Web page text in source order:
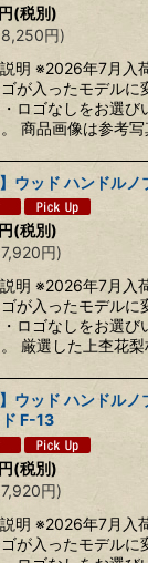
円(税別)
8,250円)
明 ※2026年7月入
が入ったモデルに
ロゴなしをお選び
。 商品画像は参考
】ウッド ハンドル
円(税別)
7,920円)
明 ※2026年7月入
が入ったモデルに
ロゴなしをお選び
厳選した上杢花
】ウッド ハンドル
F-13
円(税別)
7,920円)
明 ※2026年7月入
が入ったモデルに